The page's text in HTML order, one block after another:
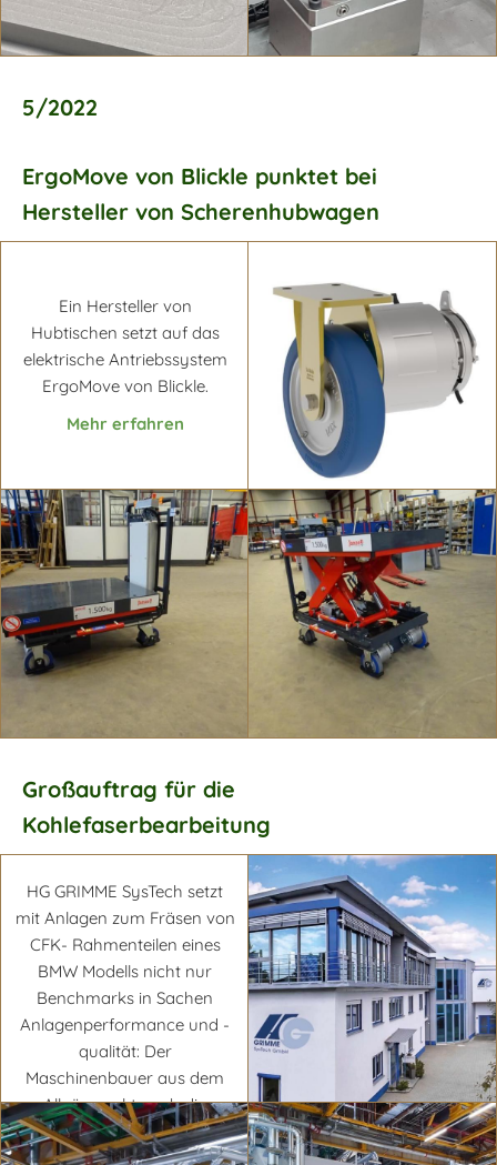
Mehr erfahren Mehr erfahren
5/2022
ErgoMove von Blickle punktet bei
Hersteller von Scherenhubwagen
Ein Hersteller von
Hubtischen setzt auf das
elektrische Antriebssystem
ErgoMove von Blickle.
Mehr erfahren
Mehr erfahren
Mehr erfahren Mehr erfahren
Großauftrag für die
Kohlefaserbearbeitung
HG GRIMME SysTech setzt
mit Anlagen zum Fräsen von
CFK- Rahmenteilen eines
BMW Modells nicht nur
Benchmarks in Sachen
Anlagenperformance und -
qualität: Der
Maschinenbauer aus dem
Allgäu senkt auch die
Staubemissionen auf ein
Minimum.